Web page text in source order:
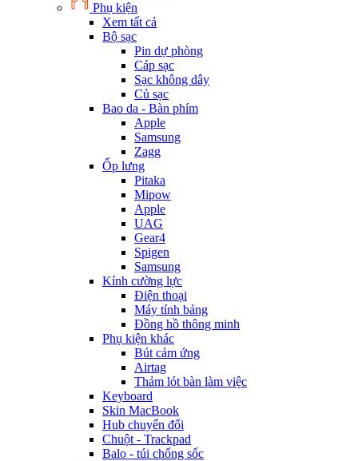
Phụ kiện
Xem tất cả
Bộ sạc
Pin dự phòng
Cáp sạc
Sạc không dây
Củ sạc
Bao da - Bàn phím
Apple
Samsung
Zagg
Ốp lưng
Pitaka
Mipow
Apple
UAG
Gear4
Spigen
Samsung
Kính cường lực
Điện thoại
Máy tính bảng
Đồng hồ thông minh
Phụ kiện khác
Bút cảm ứng
Airtag
Thảm lót bàn làm việc
Keyboard
Skin MacBook
Hub chuyển đổi
Chuột - Trackpad
Balo - túi chống sốc